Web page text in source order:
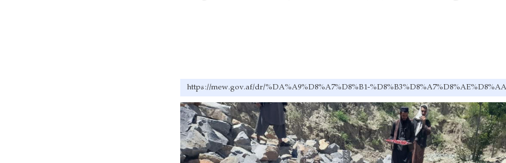
https://mew.gov.af/dr/%DA%A9%D8%A7%D8%B1-